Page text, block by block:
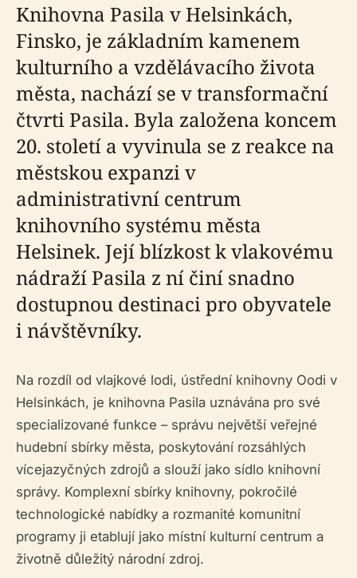
Knihovna Pasila v Helsinkách,
Finsko, je základním kamenem
kulturního a vzdělávacího života
města, nachází se v transformační
čtvrti Pasila. Byla založena koncem
20. století a vyvinula se z reakce na
městskou expanzi v
administrativní centrum
knihovního systému města
Helsinek. Její blízkost k vlakovému
nádraží Pasila z ní činí snadno
dostupnou destinaci pro obyvatele
i návštěvníky.
Na rozdíl od vlajkové lodi, ústřední knihovny Oodi v
Helsinkách, je knihovna Pasila uznávána pro své
specializované funkce – správu největší veřejné
hudební sbírky města, poskytování rozsáhlých
vícejazyčných zdrojů a slouží jako sídlo knihovní
správy. Komplexní sbírky knihovny, pokročilé
technologické nabídky a rozmanité komunitní
programy ji etablují jako místní kulturní centrum a
životně důležitý národní zdroj.